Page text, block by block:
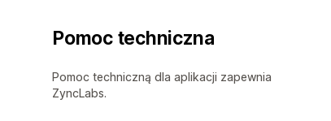
Pomoc techniczna
Pomoc techniczną dla aplikacji zapewnia
ZyncLabs.